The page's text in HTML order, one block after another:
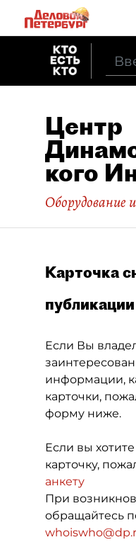
Центр
кого
Карточка
публикации
Если Вы
информации,
карточки,
форму ниже.
Если вы
карточку,
анкету
При
обращайтесь